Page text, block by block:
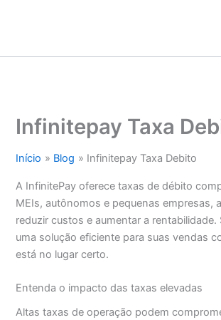
conteúdo
Infinitepay Taxa
Início Blog Infinitepay Taxa Debito
A InfinitePay oferece taxas de débito
MEIs, autônomos e pequenas empresas,
reduzir custos e aumentar a rentabilidade.
uma solução eficiente para suas vendas
está no lugar certo.
Entenda o impacto das taxas elevadas
Altas taxas de operação podem